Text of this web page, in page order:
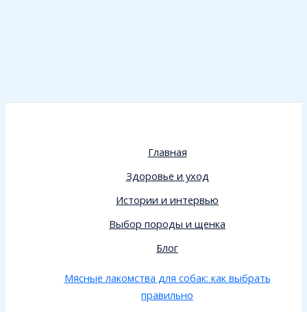
Главная
Здоровье и уход
Истории и интервью
Выбор породы и щенка
Блог
Мясные лакомства для собак: как выбрать
правильно